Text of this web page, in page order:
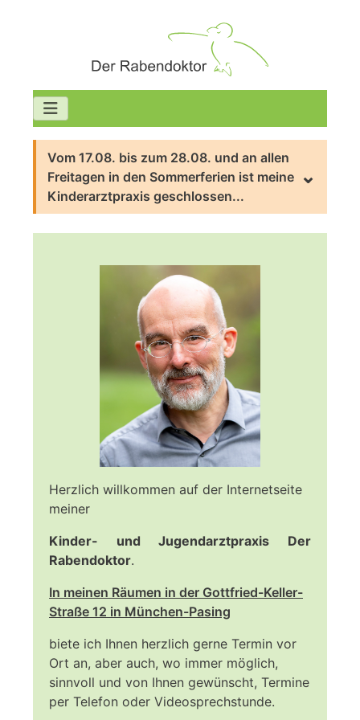
Vom 17.08. bis zum 28.08. und an allen
Freitagen in den Sommerferien ist meine
Kinderarztpraxis geschlossen...
Herzlich willkommen auf der Internetseite
meiner
Kinder- und Jugendarztpraxis Der
Rabendoktor.
In meinen Räumen in der Gottfried-Keller-
Straße 12 in München-Pasing
biete ich Ihnen herzlich gerne Termin vor
Ort an, aber auch, wo immer möglich,
sinnvoll und von Ihnen gewünscht, Termine
per Telefon oder Videosprechstunde.